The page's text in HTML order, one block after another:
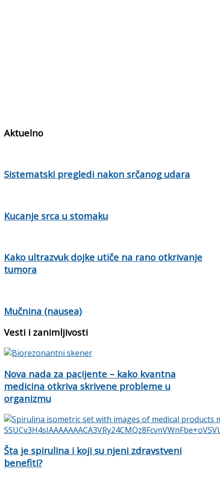
Aktuelno
Sistematski pregledi nakon srčanog udara
Kucanje srca u stomaku
Kako ultrazvuk dojke utiče na rano otkrivanje
tumora
Mučnina (nausea)
Vesti i zanimljivosti
Nova nada za pacijente – kako kvantna
medicina otkriva skrivene probleme u
organizmu
Šta je spirulina i koji su njeni zdravstveni
benefiti?